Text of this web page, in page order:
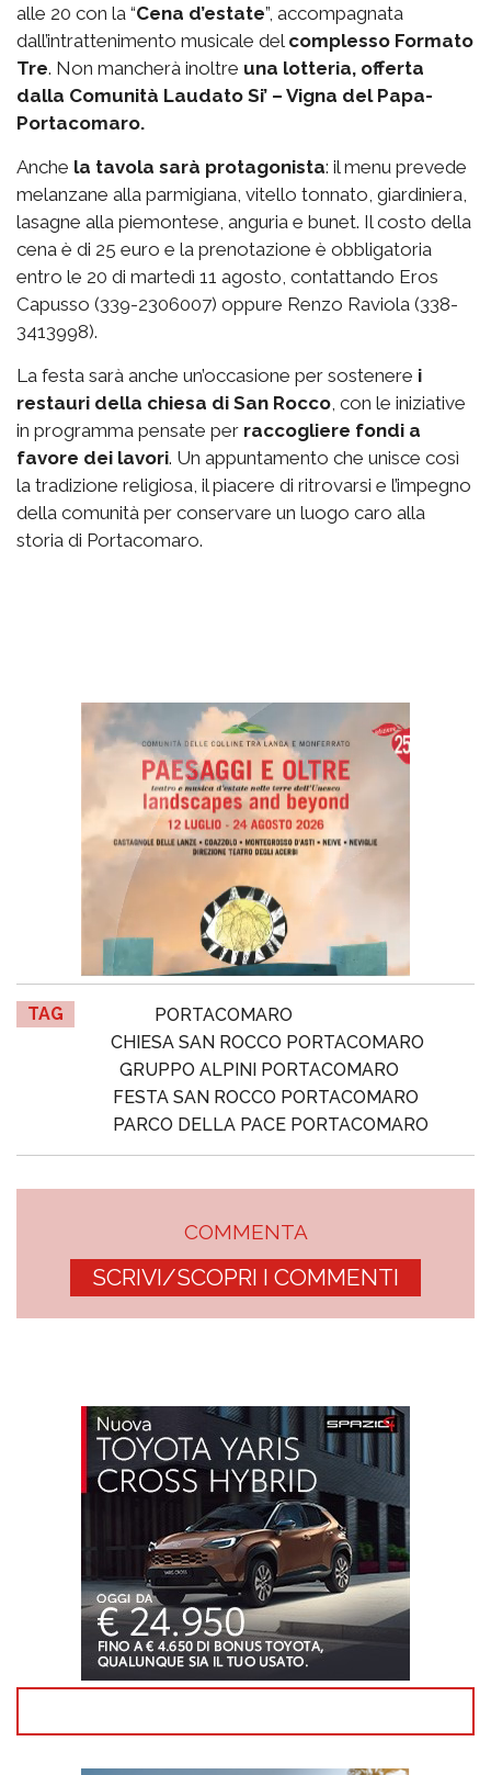
alle 20 con la “Cena d’estate”, accompagnata
dall’intrattenimento musicale del complesso Formato
Tre. Non mancherà inoltre una lotteria, offerta
dalla Comunità Laudato Si’ – Vigna del Papa-
Portacomaro.
Anche la tavola sarà protagonista: il menu prevede
melanzane alla parmigiana, vitello tonnato, giardiniera,
lasagne alla piemontese, anguria e bunet. Il costo della
cena è di 25 euro e la prenotazione è obbligatoria
entro le 20 di martedì 11 agosto, contattando Eros
Capusso (339-2306007) oppure Renzo Raviola (338-
3413998).
La festa sarà anche un’occasione per sostenere i
restauri della chiesa di San Rocco , con le iniziative
in programma pensate per raccogliere fondi a
favore dei lavori. Un appuntamento che unisce così
la tradizione religiosa, il piacere di ritrovarsi e l’impegno
della comunità per conservare un luogo caro alla
storia di Portacomaro.
TAG
PORTACOMARO
CHIESA SAN ROCCO PORTACOMARO
GRUPPO ALPINI PORTACOMARO
FESTA SAN ROCCO PORTACOMARO
PARCO DELLA PACE PORTACOMARO
COMMENTA
SCRIVI/SCOPRI I COMMENTI